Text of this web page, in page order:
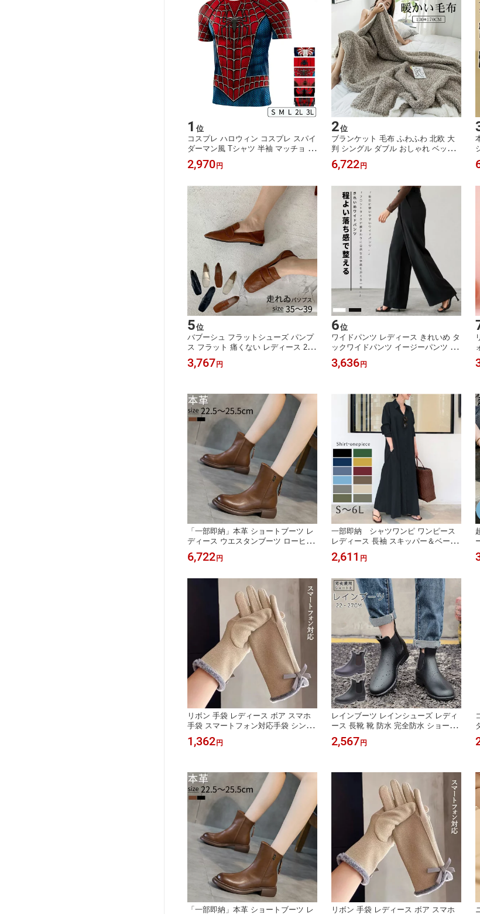
1 位
コスプレ ハロウィン コスプレ スパイ
ダーマン風 Tシャツ 半袖 マッチョ 筋
肉 ムキムキ 衣装 3D プリント 仮装 衣
装 コスチューム コス おすすめ 可愛
ィンコスプレ コスプレ衣装 変装 可愛
い コスプレ 送料無料
2,970 円
2位
ブランケット 毛布 ふわふわ 北欧 大
判 シングル ダブル おしゃれ ベッド
スロー ニットブランケット マルチク
ロス スローケット マルチカバー タオ
ベビー ベッド昼休み 柔らかい 送料無
6,722 円
5位
バブーシュ フラットシューズ パンプ
ス フラット 痛くない レディース 2wa
y スクエアトゥ 歩きやすい 走れる ロ
ーヒール カジュアルシューズ ローフ
る 楽
3,767 円
6位
ワイドパンツ レディース きれいめ タ
ックワイドパンツ イージーパンツ ポ
リエステル100% 落ち感 フロントタ
ック ベルトループ ポケット付き ロン
M L XL 2L ホワイト ブラック
3,636 円
「一部即納」本革 ショートブーツ レ
ディース ウエスタンブーツ ローヒー
ル 3.5cm ファスナー ショートブーツ
美脚 チェルシーブーツ シューズ 厚底
20 30 40 50代 送料無料
6,722 円
一部即納 シャツワンピ ワンピース
レディース 長袖 スキッパー＆ベーシ
ック 長袖ロングシャツワンピース マ
キシ 春夏秋 オフ ワンピ スキッパー
6L 大きいサイズ
2,611 円
リボン 手袋 レディース ボア スマホ
手袋 スマートフォン対応手袋 シンプ
ルシャムード手袋 ボア リボン 手袋
五本指 防寒 おしゃれ かわいい 可愛
1,362 円
レインブーツ レインシューズ レディ
ース 長靴 靴 防水 完全防水 ショート
サイドゴアブーツ ショートブーツ 歩
きやすい 雪 滑らない ラウンドトゥ
2,567 円
「一部即納」本革 ショートブーツ レ リボン 手袋 レディース ボア スマホ